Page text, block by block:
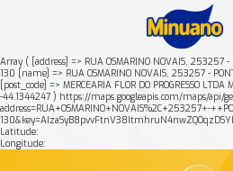
Array ( [address] => RUA OSMARINO NOVAIS, 253257 -
130 [name] => RUA OSMARINO NOVAIS, 253257 -
[post_code] => MERCEARIA FLOR DO PROGRESSO
-44.1344247 ) https://maps.googleapis.com/maps/api/
address=RUA+OSMARINO+NOVAIS%2C+253257+-
Latitude:
Longitude:
Mais buscados: Produtos
Nossa história